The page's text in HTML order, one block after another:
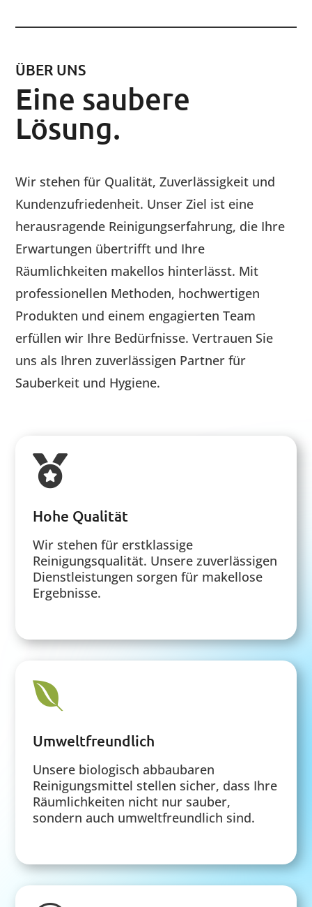
ÜBER UNS
Eine saubere
Lösung.
Wir stehen für Qualität, Zuverlässigkeit und
Kundenzufriedenheit. Unser Ziel ist eine
herausragende Reinigungserfahrung, die Ihre
Erwartungen übertrifft und Ihre
Räumlichkeiten makellos hinterlässt. Mit
professionellen Methoden, hochwertigen
Produkten und einem engagierten Team
erfüllen wir Ihre Bedürfnisse. Vertrauen Sie
uns als Ihren zuverlässigen Partner für
Sauberkeit und Hygiene.

Hohe Qualität
Wir stehen für erstklassige
Reinigungsqualität. Unsere zuverlässigen
Dienstleistungen sorgen für makellose
Ergebnisse.

Umweltfreundlich
Unsere biologisch abbaubaren
Reinigungsmittel stellen sicher, dass Ihre
Räumlichkeiten nicht nur sauber,
sondern auch umweltfreundlich sind.